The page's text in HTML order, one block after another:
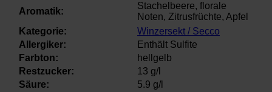
Aromatik:
Stachelbeere, florale
Noten, Zitrusfrüchte, Apfel
Kategorie:
Winzersekt / Secco
Allergiker:
Enthält Sulfite
Farbton:
hellgelb
Restzucker:
13 g/l
Säure:
5.9 g/l